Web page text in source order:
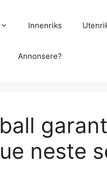
Innenriks
Annonsere?
neste